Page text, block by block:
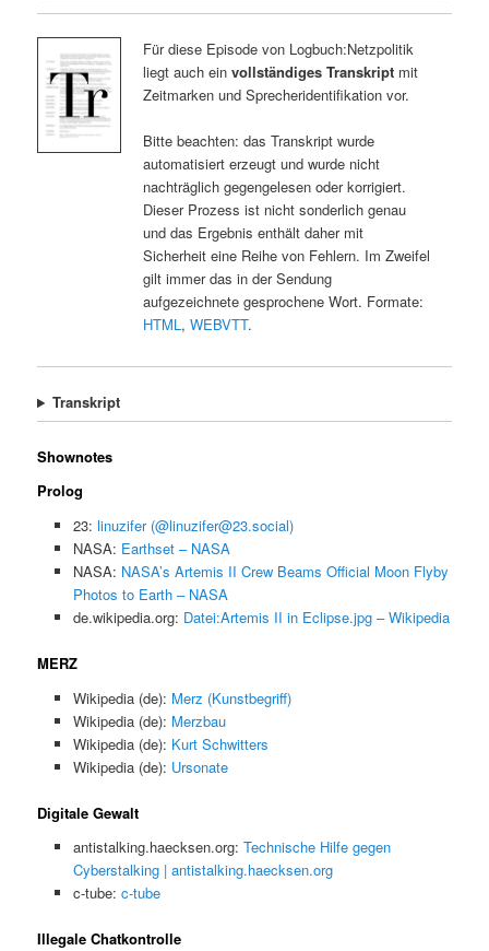
Für diese Episode von Logbuch:Netzpolitik
liegt auch ein vollständiges Transkriptmit
Zeitmarken und Sprecheridentifikation vor.
Bitte beachten: das Transkript wurde
automatisiert erzeugt und wurde nicht
nachträglich gegengelesen oder korrigiert.
Dieser Prozess ist nicht sonderlich genau
und das Ergebnis enthält daher mit
Sicherheit eine Reihe von Fehlern. Im Zweifel
gilt immer das in der Sendung
aufgezeichnete gesprochene Wort. Formate:
HTML, WEBVTT.
Transkript
Shownotes
Prolog
23: linuzifer (@linuzifer@23.social)
NASA: Earthset – NASA
NASA: NASA’s Artemis II Crew Beams Official Moon Flyby
Photos to Earth – NASA
de.wikipedia.org: Datei:Artemis II in Eclipse.jpg – Wikipedia
MERZ
Wikipedia (de): Merz (Kunstbegriff)
Wikipedia (de): Merzbau
Wikipedia (de): Kurt Schwitters
Wikipedia (de): Ursonate
Digitale Gewalt
antistalking.haecksen.org: Technische Hilfe gegen
Cyberstalking | antistalking.haecksen.org
c-tube: c-tube
Illegale Chatkontrolle